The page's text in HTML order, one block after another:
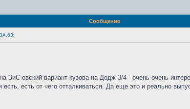
Сообщение
овский вариант кузова на Додж 3/4 - очень-очень
есть от чего отталкиваться. Да еще это и реально